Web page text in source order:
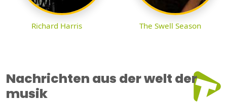
Richard Harris The Swell Season
Nachrichten aus der welt der
musik